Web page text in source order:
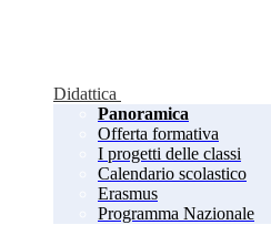
Didattica
Panoramica
Offerta formativa
I progetti delle classi
Calendario scolastico
Erasmus
Programma Nazionale